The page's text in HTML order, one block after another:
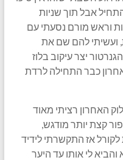
אבל תוך שניות
וראש מורם נסעתי עם
ועשיתי להם שם את
יצר עיקוב בלוז
כבר התחילה לרדת
האחרון רציתי מאוד
קצת יותר מודגש,
לקורל אז התקשרתי לידיד
לי אותו עד היער